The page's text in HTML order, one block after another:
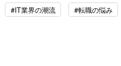
#IT業界の潮流 #転職の悩み